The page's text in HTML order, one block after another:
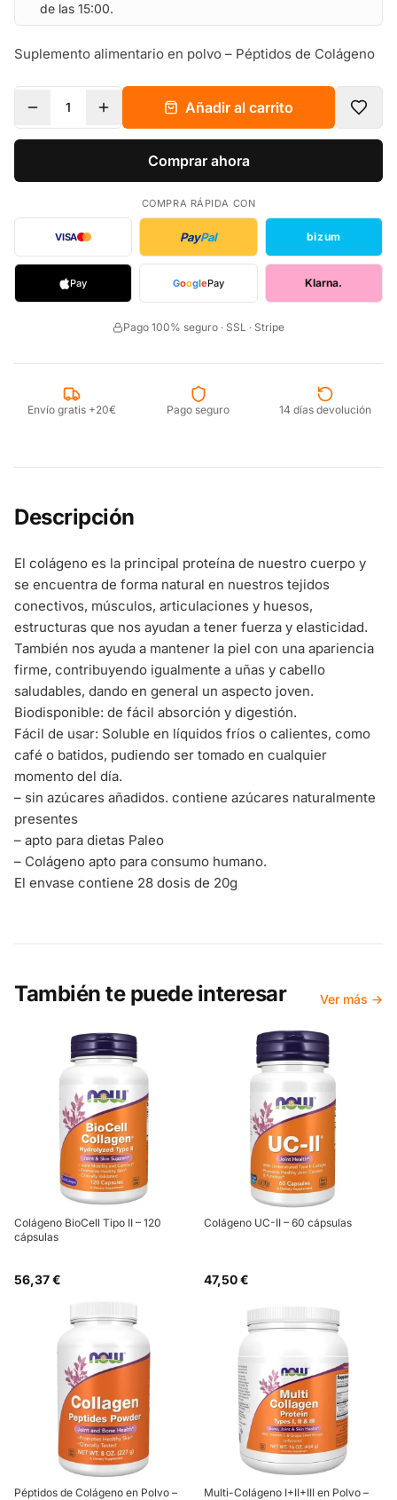
de las 15:00.
Suplemento alimentario en polvo – Péptidos de Colágeno
1 Añadir al carrito
Comprar ahora
COMPRA RÁPIDA CON
VISA PayPal bizum
Pay GooglePay Klarna.
Pago 100% seguro · SSL · Stripe
Envío gratis +20€ Pago seguro 14 días devolución
Descripción
El colágeno es la principal proteína de nuestro cuerpo y
se encuentra de forma natural en nuestros tejidos
conectivos, músculos, articulaciones y huesos,
estructuras que nos ayudan a tener fuerza y elasticidad.
También nos ayuda a mantener la piel con una apariencia
firme, contribuyendo igualmente a uñas y cabello
saludables, dando en general un aspecto joven.
Biodisponible: de fácil absorción y digestión.
Fácil de usar: Soluble en líquidos fríos o calientes, como
café o batidos, pudiendo ser tomado en cualquier
momento del día.
– sin azúcares añadidos. contiene azúcares naturalmente
presentes
– apto para dietas Paleo
– Colágeno apto para consumo humano.
El envase contiene 28 dosis de 20g
También te puede interesar Ver más →
Colágeno BioCell Tipo II – 120
cápsulas
56,37 €
Colágeno UC-II – 60 cápsulas
47,50 €
Péptidos de Colágeno en Polvo –
Multi-Colágeno I+II+III en Polvo –